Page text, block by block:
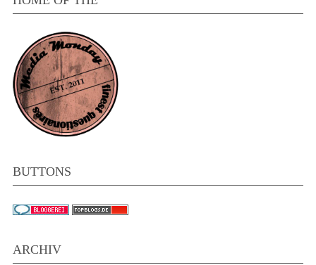
BUTTONS
ARCHIV